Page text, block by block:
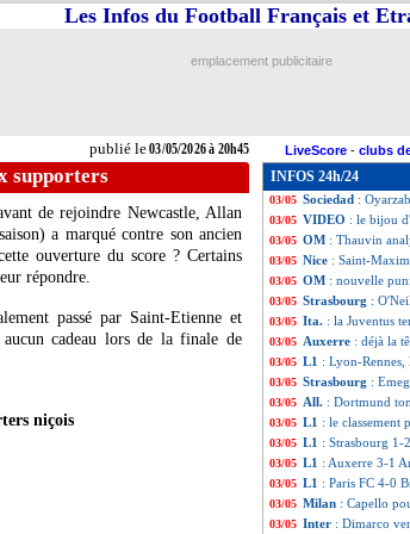
publié le03/05/2026 à 20h45
Les Infos du Football Français et
emplacement publicitaire
LiveScore - clubs
supporters
de rejoindre Newcastle, Allan
a marqué contre son ancien
ouverture du score ? Certains
répondre.
passé par Saint-Etienne et
cadeau lors de la finale de
niçois
INFOS 24h/24
03/05 Esp.: le Real
03/05 L1: le classement
03/05 Ang.: Tottenham
03/05 All.: ça chauffe
03/05 Sociedad :
03/05 VIDEO : le bijou
03/05 OM : Thauvin
03/05 Nice : Saint-
03/05 OM : nouvelle
03/05 Strasbourg :
03/05 Ita. : la Juventus
03/05 Auxerre : déjà la
03/05 L1 : Lyon-Rennes,
03/05 Strasbourg :
03/05 All. : Dortmund
03/05 L1 : le classement
03/05 L1 : Strasbourg
03/05 L1 : Auxerre 3-1
03/05 L1 : Paris FC 4-0
03/05 Milan : Capello
03/05 Inter : Dimarco